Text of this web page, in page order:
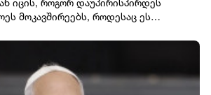
იცის, როგორ დაუპირისპირდეს
მოკავშირეებს, როდესაც ეს
კარგი მეგობარია. ვაფასებ
წინააღმდეგ, მოიპოვოს
მინდა, ხაზგასმით აღვნიშნო,